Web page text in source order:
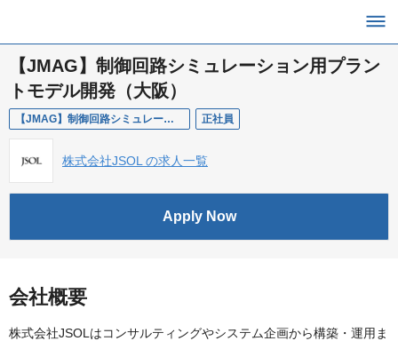
【JMAG】制御回路シミュレーション用プラン
トモデル開発（大阪）
【JMAG】制御回路シミュレーション用プラントモデル開発（大阪） 正社員
株式会社JSOL の求人一覧
Apply Now
会社概要
株式会社JSOLはコンサルティングやシステム企画から構築・運用ま